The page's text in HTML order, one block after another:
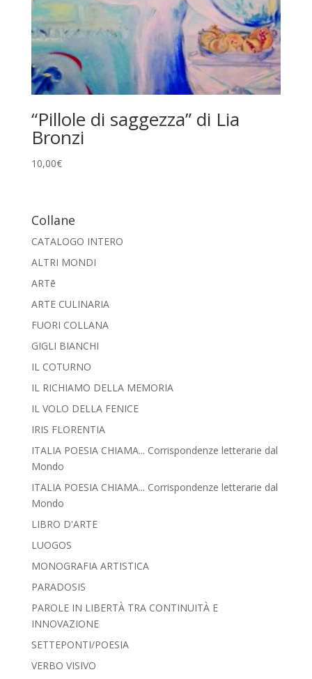
“Pillole di saggezza” di Lia
Bronzi
10,00€
Collane
CATALOGO INTERO
ALTRI MONDI
ARTē
ARTE CULINARIA
FUORI COLLANA
GIGLI BIANCHI
IL COTURNO
IL RICHIAMO DELLA MEMORIA
IL VOLO DELLA FENICE
IRIS FLORENTIA
ITALIA POESIA CHIAMA... Corrispondenze letterarie dal
Mondo
ITALIA POESIA CHIAMA... Corrispondenze letterarie dal
Mondo
LIBRO D'ARTE
LUOGOS
MONOGRAFIA ARTISTICA
PARADOSIS
PAROLE IN LIBERTÀ TRA CONTINUITÀ E
INNOVAZIONE
SETTEPONTI/POESIA
VERBO VISIVO